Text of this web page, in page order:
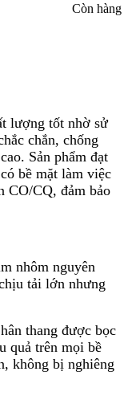
Còn hàng
lượng tốt nhờ sử
chắn, chống
Sản phẩm đạt
bề mặt làm việc
CO/CQ, đảm bảo
nhôm nguyên
tải lớn nhưng
thang được bọc
quả trên mọi bề
không bị nghiêng